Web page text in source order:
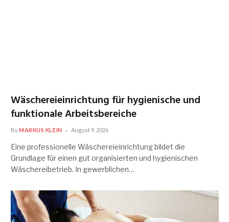
Wäschereieinrichtung für hygienische und
funktionale Arbeitsbereiche
ByMARKUS KLEIN August 9, 2026
Eine professionelle Wäschereieinrichtung bildet die
Grundlage für einen gut organisierten und hygienischen
Wäschereibetrieb. In gewerblichen…